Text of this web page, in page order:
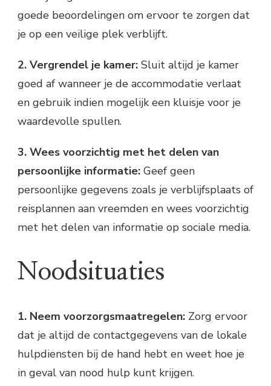
goede beoordelingen om ervoor te zorgen dat
je op een veilige plek verblijft.
2. Vergrendel je kamer: Sluit altijd je kamer
goed af wanneer je de accommodatie verlaat
en gebruik indien mogelijk een kluisje voor je
waardevolle spullen.
3. Wees voorzichtig met het delen van
persoonlijke informatie: Geef geen
persoonlijke gegevens zoals je verblijfsplaats of
reisplannen aan vreemden en wees voorzichtig
met het delen van informatie op sociale media.
Noodsituaties
1. Neem voorzorgsmaatregelen: Zorg ervoor
dat je altijd de contactgegevens van de lokale
hulpdiensten bij de hand hebt en weet hoe je
in geval van nood hulp kunt krijgen.